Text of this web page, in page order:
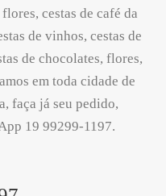
cestas de café da
de vinhos, cestas de
de chocolates, flores,
em toda cidade de
faça já seu pedido,
19 99299-1197.